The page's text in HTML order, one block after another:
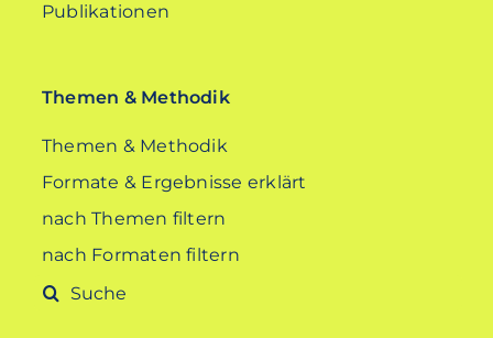
Publikationen
Themen & Methodik
Themen & Methodik
Formate & Ergebnisse erklärt
nach Themen filtern
nach Formaten filtern
Suche